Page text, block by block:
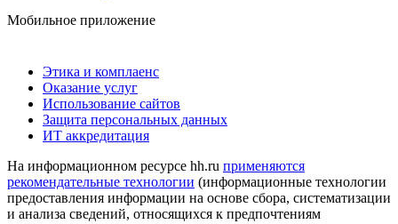
Мобильное приложение
Этика и комплаенс
Оказание услуг
Использование сайтов
Защита персональных данных
ИТ аккредитация
На информационном ресурсе hh.ru применяются
рекомендательные технологии (информационные технологии
предоставления информации на основе сбора, систематизации
и анализа сведений, относящихся к предпочтениям